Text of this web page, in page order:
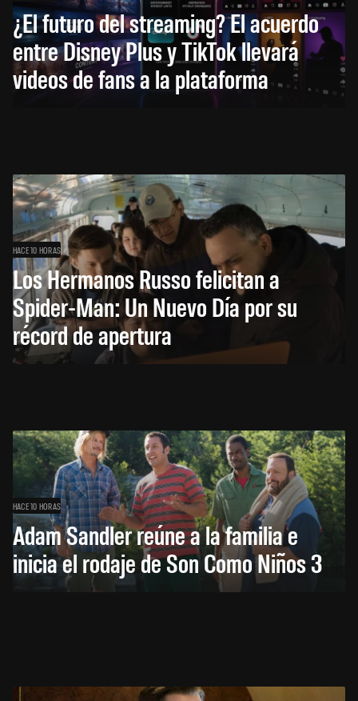
¿El futuro del streaming? El acuerdo
entre Disney Plus y TikTok llevará
videos de fans a la plataforma
HACE 10 HORAS
Los Hermanos Russo felicitan a
Spider-Man: Un Nuevo Día por su
récord de apertura
HACE 10 HORAS
Adam Sandler reúne a la familia e
inicia el rodaje de Son Como Niños 3